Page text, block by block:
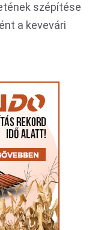
szépítése
a kevevári